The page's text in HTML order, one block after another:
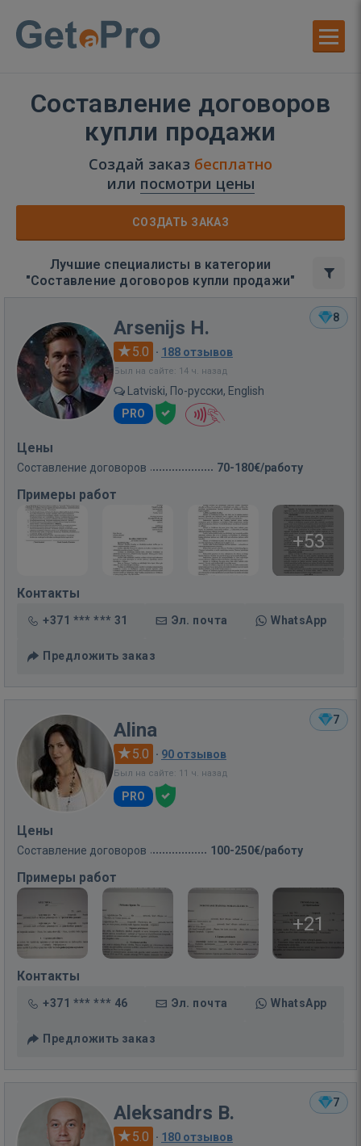
Составление договоров
купли продажи
Создай заказ бесплатно
или посмотри цены
СОЗДАТЬ ЗАКАЗ
Лучшие специалисты в категории
"Составление договоров купли продажи"
8
Arsenijs H.
5.0 · 188 отзывов
Был на сайте: 14 ч. назад
Latviski, По-русски, English
PRO
Цены
Составление договоров 70-180€/работу
Примеры работ
+53
Контакты
+371 *** *** 31 Эл. почта WhatsApp
Предложить заказ
7
Alina
5.0 · 90 отзывов
Был на сайте: 11 ч. назад
PRO
Цены
Составление договоров 100-250€/работу
Примеры работ
+21
Контакты
+371 *** *** 46 Эл. почта WhatsApp
Предложить заказ
7
Aleksandrs B.
5.0 · 180 отзывов